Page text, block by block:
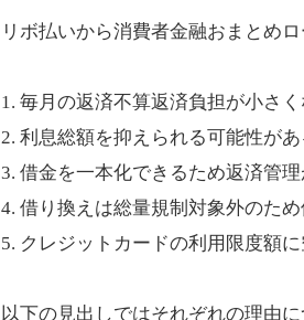
リボ払いから消費者金融おまとめ
1. 毎月の返済不算返済負担が小さ
2. 利息総額を抑えられる可能性があ
3. 借金を一本化できるため返済管
4. 借り換えは総量規制対象外のた
5. クレジットカードの利用限度額
以下の見出しではそれぞれの理由に